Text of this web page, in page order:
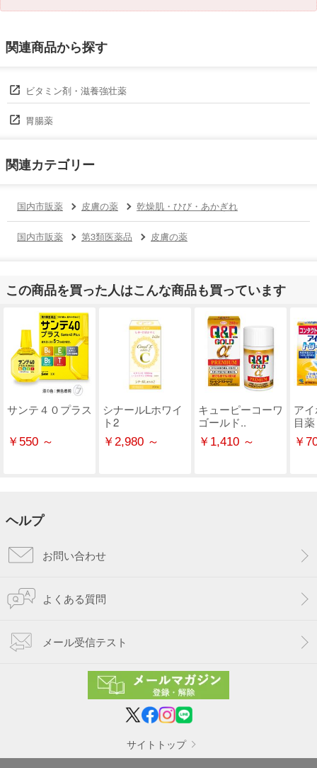
関連商品から探す
ビタミン剤・滋養強壮薬
胃腸薬
関連カテゴリー
国内市販薬 皮膚の薬 乾燥肌・ひび・あかぎれ
国内市販薬 第3類医薬品 皮膚の薬
この商品を買った人はこんな商品も買っています
サンテ４０プラス
￥550 ～
シナールLホワイ
ト2
￥2,980 ～
キューピーコーワ
ゴールド..
￥1,410 ～
ア
目
￥
ヘルプ
お問い合わせ
よくある質問
メール受信テスト
サイトトップ